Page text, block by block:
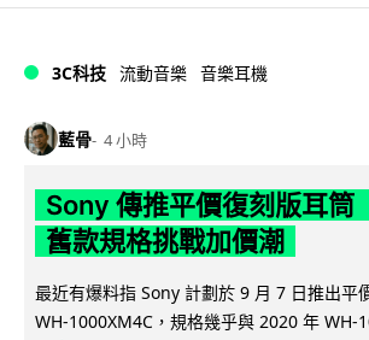
3C科技 流動音樂 音樂耳機
藍骨 4 小時
Sony 傳推平價復刻版耳
舊款規格挑戰加價潮
最近有爆料指 Sony 計劃於 9 月 7 日推出平
WH-1000XM4C，規格幾乎與 2020 年 WH-